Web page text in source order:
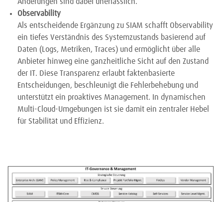
Observability
Als entscheidende Ergänzung zu SIAM schafft Observability
ein tiefes Verständnis des Systemzustands basierend auf
Daten (Logs, Metriken, Traces) und ermöglicht über alle
Anbieter hinweg eine ganzheitliche Sicht auf den Zustand
der IT. Diese Transparenz erlaubt faktenbasierte
Entscheidungen, beschleunigt die Fehlerbehebung und
unterstützt ein proaktives Management. In dynamischen
Multi-Cloud-Umgebungen ist sie damit ein zentraler Hebel
für Stabilität und Effizienz.